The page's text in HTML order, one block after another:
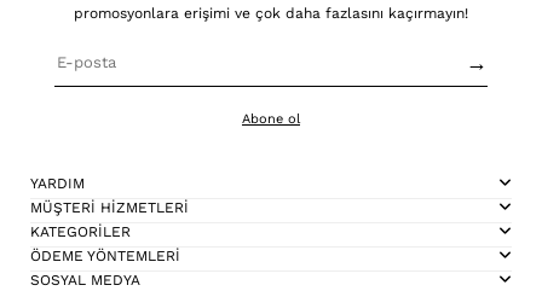
promosyonlara erişimi ve çok daha fazlasını kaçırmayın!
→
Abone ol
YARDIM
MÜŞTERİ HİZMETLERİ
KATEGORİLER
ÖDEME YÖNTEMLERİ
SOSYAL MEDYA